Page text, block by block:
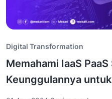
Digital Transformation
Memahami IaaS PaaS
Keunggulannya